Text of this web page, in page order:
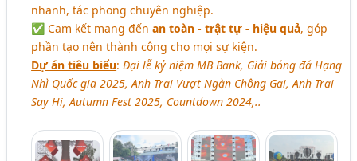
nhanh, tác phong chuyên nghiệp.
✅ Cam kết mang đếnan toàn - trật tự - hiệu quả, góp
phần tạo nên thành công cho mọi sự kiện.
Dự án tiêu biểu:Đại lễ kỷ niệm MB Bank, Giải bóng đá Hạng
Nhì Quốc gia 2025, Anh Trai Vượt Ngàn Chông Gai, Anh Trai
Say Hi, Autumn Fest 2025, Countdown 2024,..